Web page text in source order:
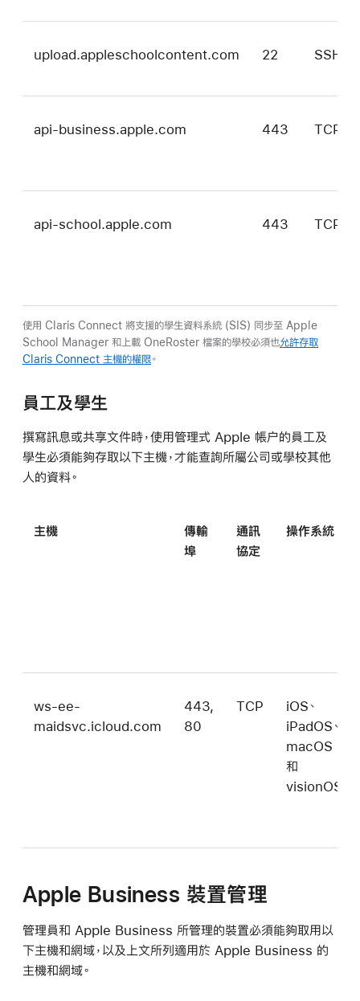
upload.appleschoolcontent.com 22 SSH
api-business.apple.com 443 TCP
api-school.apple.com 443 TCP
使用 Claris Connect 將支援的學生資料系統 (SIS) 同步至 Apple
School Manager 和上載 OneRoster 檔案的學校必須也允許存取
Claris Connect 主機的權限。
員工及學生
撰寫訊息或共享文件時，使用管理式 Apple 帳户的員工及
學生必須能夠存取以下主機，才能查詢所屬公司或學校其他
人的資料。
主機
傳輸
埠
通訊
協定
操作系統
ws-ee-
maidsvc.icloud.com
443,
80
TCP
iOS、
iPadOS、
macOS
和
visionOS
Apple Business 裝置管理
管理員和 Apple Business 所管理的裝置必須能夠取用以
下主機和網域，以及上文所列適用於 Apple Business 的
主機和網域。